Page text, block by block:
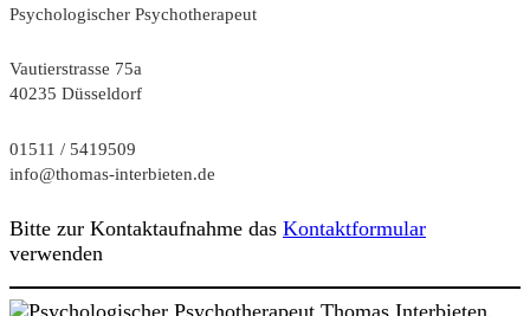
Psychologischer Psychotherapeut
Vautierstrasse 75a
40235 Düsseldorf
01511 / 5419509
info@thomas-interbieten.de
Bitte zur Kontaktaufnahme das Kontaktformular
verwenden